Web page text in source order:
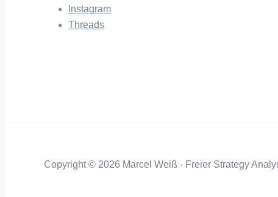
Instagram
Threads
Copyright © 2026 Marcel Weiß - Freier Strategy